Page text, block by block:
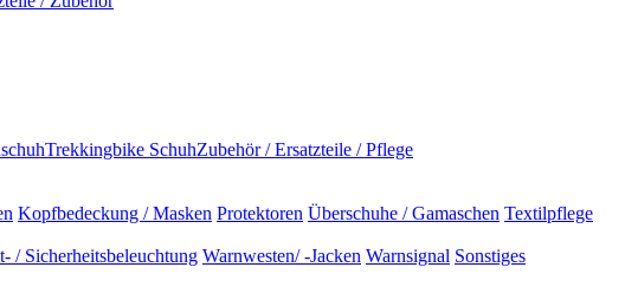
Trekkingbike SchuhZubehör / Ersatzteile / Pflege
Kopfbedeckung / Masken Protektoren Überschuhe / Gamaschen Textilpflege
/ Sicherheitsbeleuchtung Warnwesten/ -Jacken Warnsignal Sonstiges